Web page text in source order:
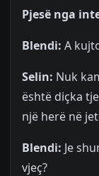
Pjesë nga
Blendi: A
Selin: Nuk
është diçka
një herë në
Blendi: Je
vjeç?